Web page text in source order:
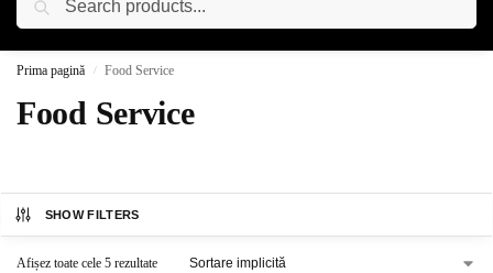
Cesiro
Prima pagină / Food Service
Food Service
SHOW FILTERS
Afișez toate cele 5 rezultate